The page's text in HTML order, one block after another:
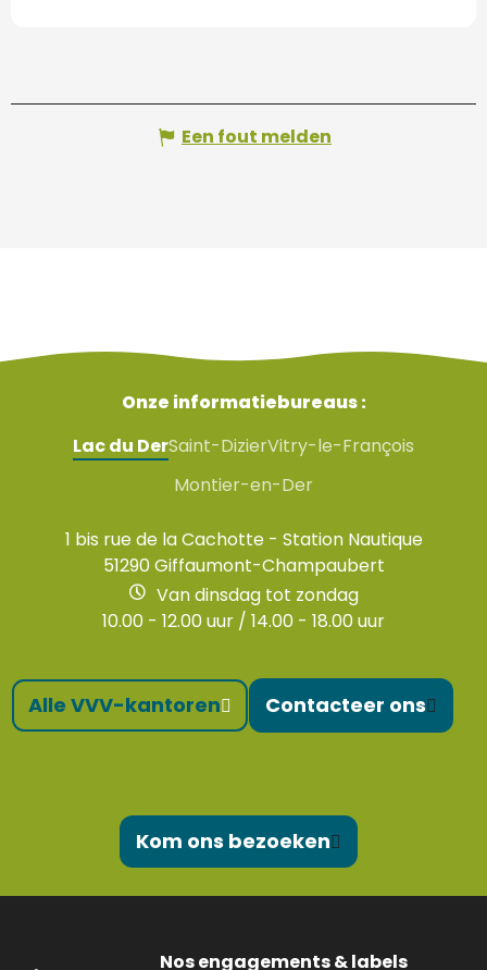
Een fout melden
Onze informatiebureaus :
Lac du DerSaint-DizierVitry-le-François
Montier-en-Der
1 bis rue de la Cachotte - Station Nautique
51290 Giffaumont-Champaubert
Van dinsdag tot zondag
10.00 - 12.00 uur / 14.00 - 18.00 uur
Alle VVV-kantoren Contacteer ons
Kom ons bezoeken
Nos engagements & labels